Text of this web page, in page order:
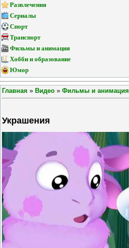
Развлечения
Сериалы
Спорт
Транспорт
Фильмы и анимация
Хобби и образование
Юмор
Главная » Видео » Фильмы и анимация
Украшения